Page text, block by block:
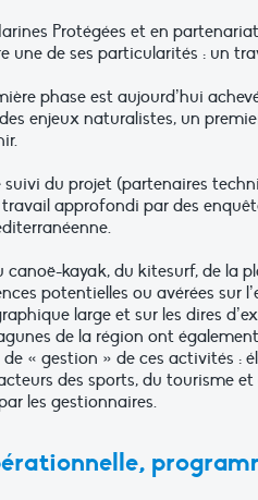
Protégées et en
une de ses particularités : un
phase est aujourd’hui
enjeux naturalistes, un
du projet (partenaires
approfondi par des
canoë-kayak, du kitesurf, de la
potentielles ou avérées sur
large et sur les dires
de la région ont
« gestion » de ces activités :
des sports, du tourisme
les gestionnaires.